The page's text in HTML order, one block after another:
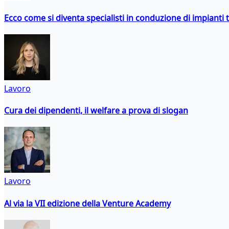
Ecco come si diventa specialisti in conduzione di impianti
Lavoro
Cura dei dipendenti, il welfare a prova di slogan
Lavoro
Al via la VII edizione della Venture Academy